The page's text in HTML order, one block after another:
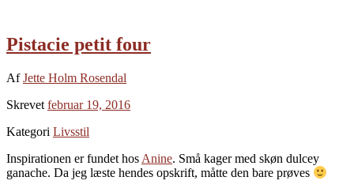
Pistacie petit four
AfJette Holm Rosendal
Skrevet februar 19, 2016
Kategori Livsstil
Inspirationen er fundet hos Anine. Små kager med skøn dulcey
ganache. Da jeg læste hendes opskrift, måtte den bare prøves